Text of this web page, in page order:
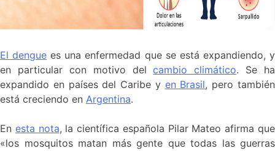
El dengue es una enfermedad que se está expandiendo, y
en particular con motivo delcambio climático. Se ha
expandido en países del Caribe y en Brasil, pero también
está creciendo en Argentina.
En esta nota, la científica española Pilar Mateo afirma que
«los mosquitos matan más gente que todas las guerras